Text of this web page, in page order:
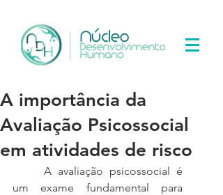
A importância da
Avaliação Psicossocial
em atividades de risco
um exame fundamental para